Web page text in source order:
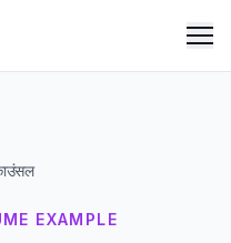
EXAMPLE